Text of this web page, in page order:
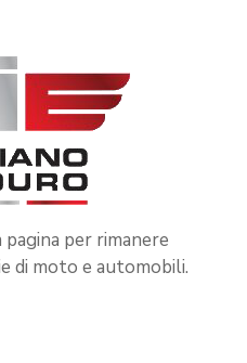
per rimanere
di moto e automobili.